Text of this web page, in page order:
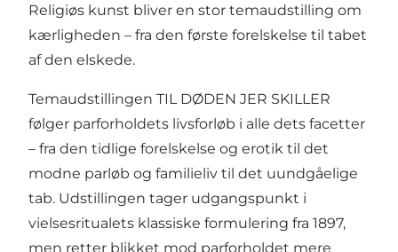
Religiøs kunst bliver en stor temaudstilling om
kærligheden – fra den første forelskelse til tabet
af den elskede.
Temaudstillingen TIL DØDEN JER SKILLER
følger parforholdets livsforløb i alle dets facetter
– fra den tidlige forelskelse og erotik til det
modne parløb og familieliv til det uundgåelige
tab. Udstillingen tager udgangspunkt i
vielsesritualets klassiske formulering fra 1897,
men retter blikket mod parforholdet mere